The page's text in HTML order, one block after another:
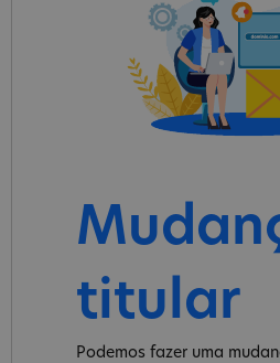
titular
Podemos fazer uma